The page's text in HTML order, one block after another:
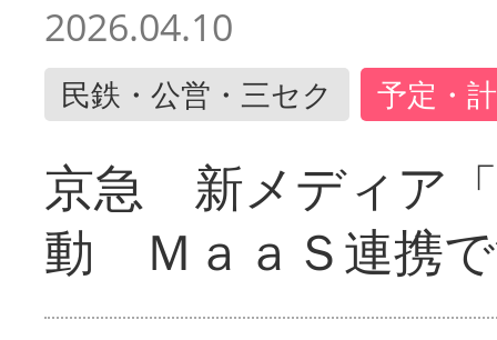
2026.04.10
民鉄・公営・三セク 予定・
京急 新メディア
動 ＭａａＳ連携